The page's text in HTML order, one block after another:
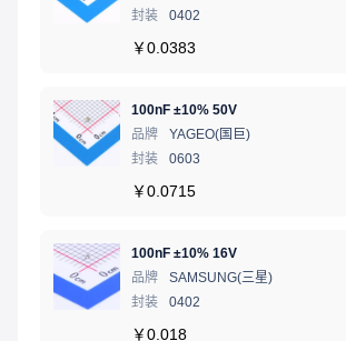
封装
0402
￥0.0383
100nF ±10% 50V
品牌
YAGEO(国巨)
封装
0603
￥0.0715
100nF ±10% 16V
品牌
SAMSUNG(三星)
封装
0402
￥0.018